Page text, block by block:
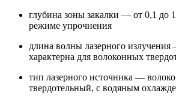
глубина зоны закалки — от 0,1 до
режиме упрочнения
длина волны лазерного
характерна для волоконных
тип лазерного источника —
твердотельный, с водяным